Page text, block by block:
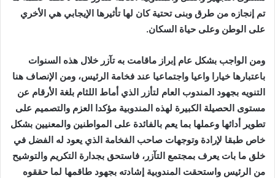
تم إنجازه من طرق وبنى تحتية كان لها تأثيرها الإيجابي هي الأخري
على الوطن وعلى حياة السكان.
ومن الواجب بشكل عام إبراز ماقامت به تآزر خلال هذه السنوات
باعتبارها خيارا واعيا واجتماعيا عند فخامة الرئيس، ومن الإنصاف هنا
التنويه بجهود المندوب العام لتأزر الذي أماط اللثام بلغة الأرقام عن
مستوى الحصيلة الكبيرة لهذه المندوبية مؤكدا العزم والتصميم على
تطوير أدائها وعملها بما يعم بالفائدة على المواطنين والمعنيين بشكل
خاص طبقا لإرادة وتوجهات صاحب الفخامة الذي يعود له الفضل في
خلق ما بات يعرف بمجتمع التآزر، فاستحق بجدارة التكريم والتوشيح
من الرئيس واستحقت المندوبية إشادته بجهود طاقمها لما حققوه